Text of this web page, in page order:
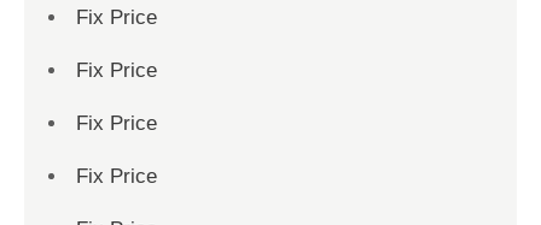
Fix Price
Fix Price
Fix Price
Fix Price